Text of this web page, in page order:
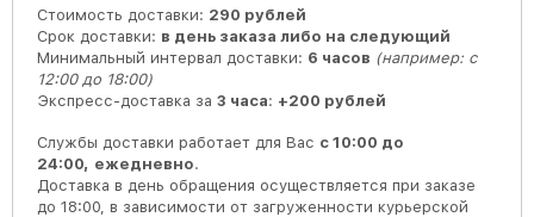
Стоимость доставки: 290 рублей
Срок доставки: в день заказа либо на следующий
Минимальный интервал доставки: 6 часов (например: с
12:00 до 18:00)
Экспресс-доставка за 3 часа: +200 рублей
Службы доставки работает для Вас с 10:00 до
24:00, ежедневно.
Доставка в день обращения осуществляется при заказе
до 18:00, в зависимости от загруженности курьерской